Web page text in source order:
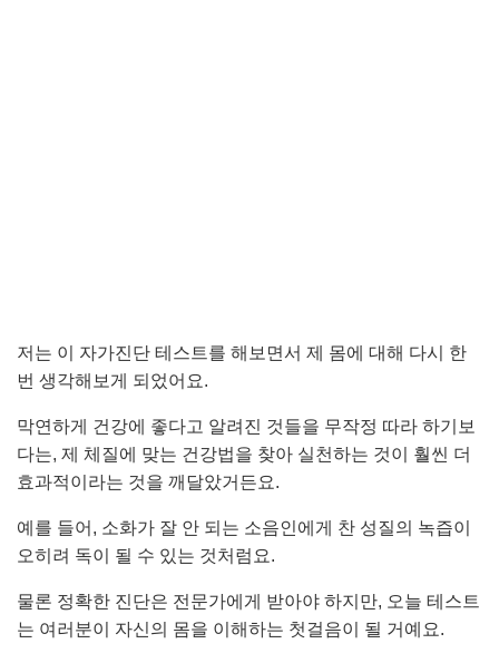
저는 이 자가진단 테스트를 해보면서 제 몸에 대해 다시 한
번 생각해보게 되었어요.
막연하게 건강에 좋다고 알려진 것들을 무작정 따라 하기보
다는, 제 체질에 맞는 건강법을 찾아 실천하는 것이 훨씬 더
효과적이라는 것을 깨달았거든요.
예를 들어, 소화가 잘 안 되는 소음인에게 찬 성질의 녹즙이
오히려 독이 될 수 있는 것처럼요.
물론 정확한 진단은 전문가에게 받아야 하지만, 오늘 테스트
는 여러분이 자신의 몸을 이해하는 첫걸음이 될 거예요.